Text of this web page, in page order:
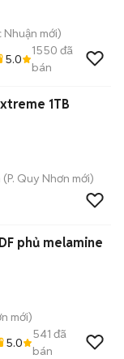
Nhuận mới)
5.0
1550 đã
bán
1TB
(P. Quy Nhơn mới)
phủ melamine
mới)
5.0
541 đã
bán